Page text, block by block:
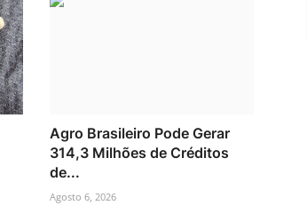
Agro Brasileiro Pode Gerar
314,3 Milhões de Créditos
de...
Agosto 6, 2026